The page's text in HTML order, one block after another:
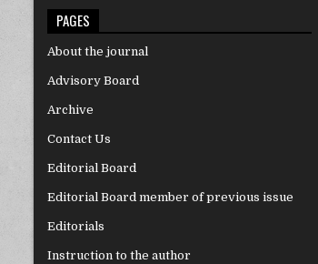
PAGES
About the journal
Advisory Board
Archive
Contact Us
Editorial Board
Editorial Board member of previous issue
Editorials
Instruction to the author